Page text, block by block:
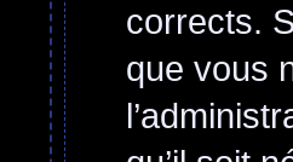
corrects.
que vous